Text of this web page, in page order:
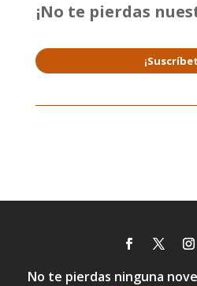
¡No te pierdas
No te pierdas ninguna